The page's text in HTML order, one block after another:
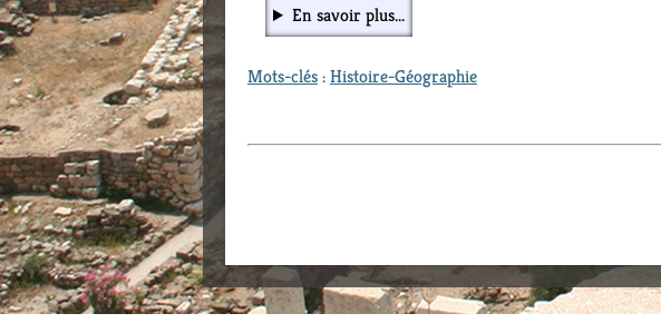
En savoir plus...
Mots-clés:Histoire-Géographie